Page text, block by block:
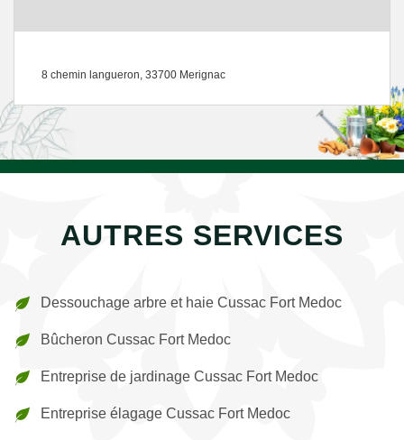
8 chemin langueron, 33700 Merignac
AUTRES SERVICES
Dessouchage arbre et haie Cussac Fort Medoc
Bûcheron Cussac Fort Medoc
Entreprise de jardinage Cussac Fort Medoc
Entreprise élagage Cussac Fort Medoc